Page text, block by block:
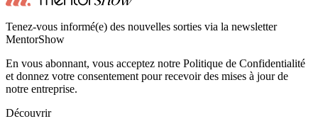
Tenez-vous informé(e) des nouvelles sorties via la newsletter
MentorShow
En vous abonnant, vous acceptez notre Politique de Confidentialité
et donnez votre consentement pour recevoir des mises à jour de
notre entreprise.
Découvrir